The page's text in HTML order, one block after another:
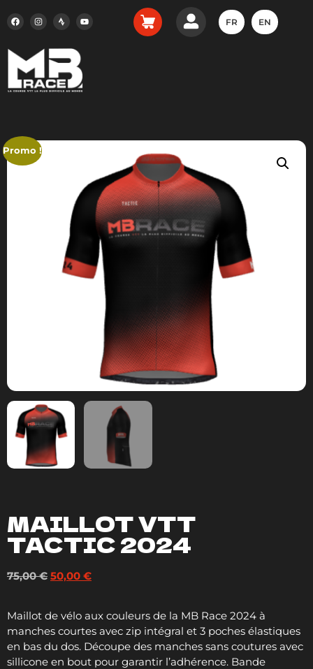
FR EN
Promo !
MAILLOT VTT
TACTIC 2024
75,00€ 50,00 €
Maillot de vélo aux couleurs de la MB Race 2024 à
manches courtes avec zip intégral et 3 poches élastiques
en bas du dos. Découpe des manches sans coutures avec
sillicone en bout pour garantir l’adhérence. Bande